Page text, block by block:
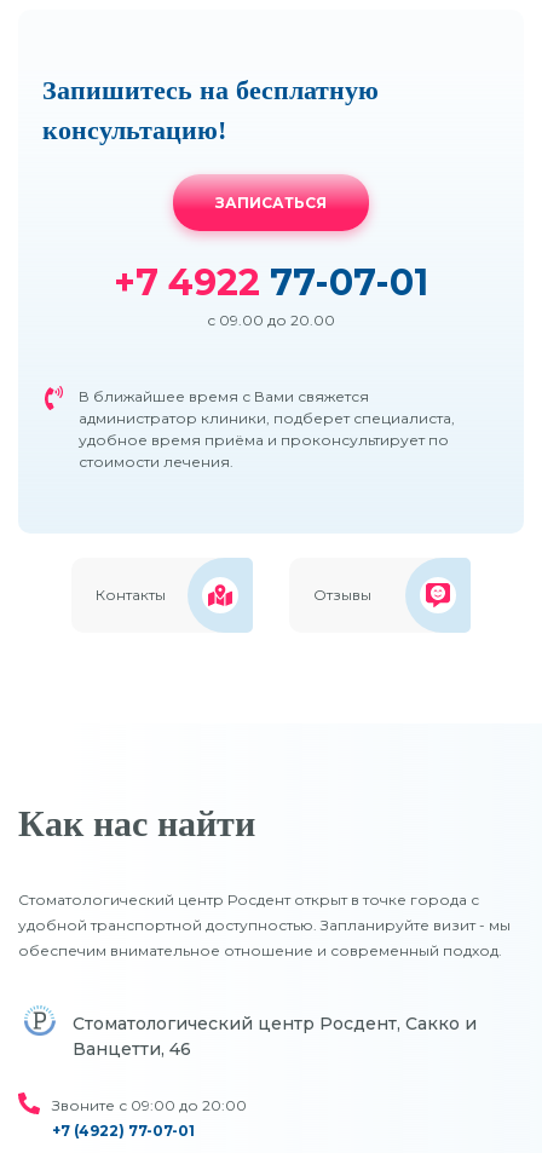
Запишитесь на бесплатную
консультацию!
ЗАПИСАТЬСЯ
+7 4922 77-07-01
с 09.00 до 20.00
В ближайшее время с Вами свяжется
администратор клиники, подберет специалиста,
удобное время приёма и проконсультирует по
стоимости лечения.
Контакты Отзывы
Как нас найти
Стоматологический центр Росдент открыт в точке города с
удобной транспортной доступностью. Запланируйте визит - мы
обеспечим внимательное отношение и современный подход.
Стоматологический центр Росдент, Сакко и
Ванцетти, 46
Звоните с 09:00 до 20:00
+7 (4922) 77-07-01